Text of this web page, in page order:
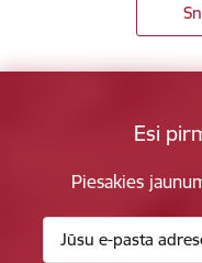
Esi
Piesakies